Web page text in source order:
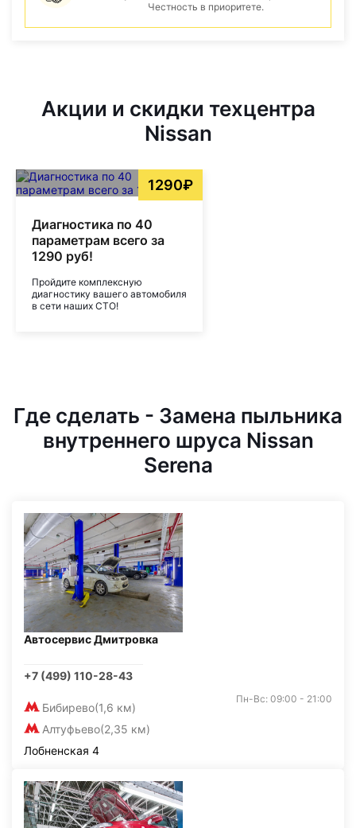
Честность в приоритете.
Акции и скидки техцентра
Nissan
1290₽
Диагностика по 40
параметрам всего за
1290 руб!
Пройдите комплексную
диагностику вашего автомобиля
в сети наших СТО!
Где сделать - Замена пыльника
внутреннего шруса Nissan
Serena
Автосервис Дмитровка
+7 (499) 110-28-43
Бибирево(1,6 км)
Алтуфьево(2,35 км)
Пн-Вс: 09:00 - 21:00
Лобненская 4